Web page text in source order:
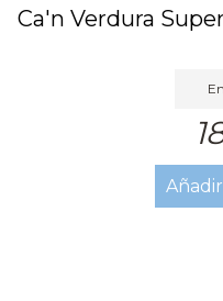
Ca'n Verdura